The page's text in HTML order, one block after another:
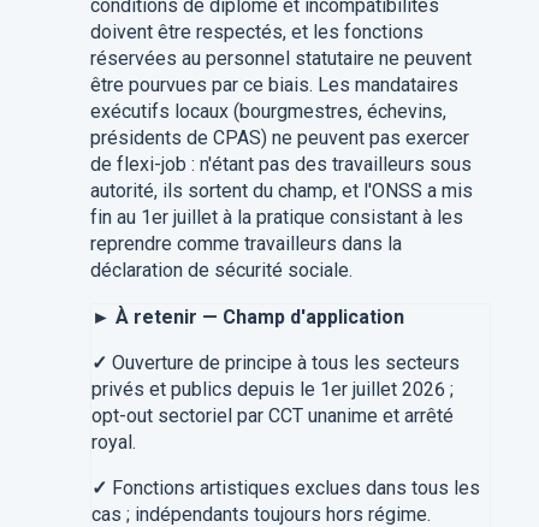
conditions de diplôme et incompatibilités
doivent être respectés, et les fonctions
réservées au personnel statutaire ne peuvent
être pourvues par ce biais. Les mandataires
exécutifs locaux (bourgmestres, échevins,
présidents de CPAS) ne peuvent pas exercer
de flexi-job : n'étant pas des travailleurs sous
autorité, ils sortent du champ, et l'ONSS a mis
fin au 1er juillet à la pratique consistant à les
reprendre comme travailleurs dans la
déclaration de sécurité sociale.
► À retenir — Champ d'application
✓ Ouverture de principe à tous les secteurs
privés et publics depuis le 1er juillet 2026 ;
opt-out sectoriel par CCT unanime et arrêté
royal.
✓ Fonctions artistiques exclues dans tous les
cas ; indépendants toujours hors régime.